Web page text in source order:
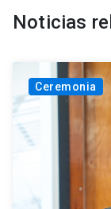
Noticias
Ceremonia